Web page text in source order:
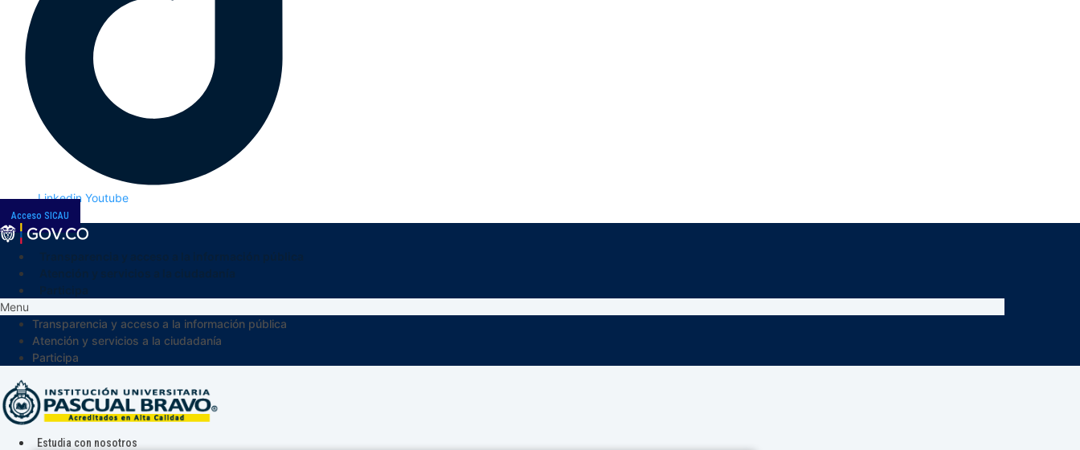
Linkedin Youtube
Acceso SICAU
Menu
Transparencia y acceso a la información pública
Atención y servicios a la ciudadanía
Participa
Estudia con nosotros